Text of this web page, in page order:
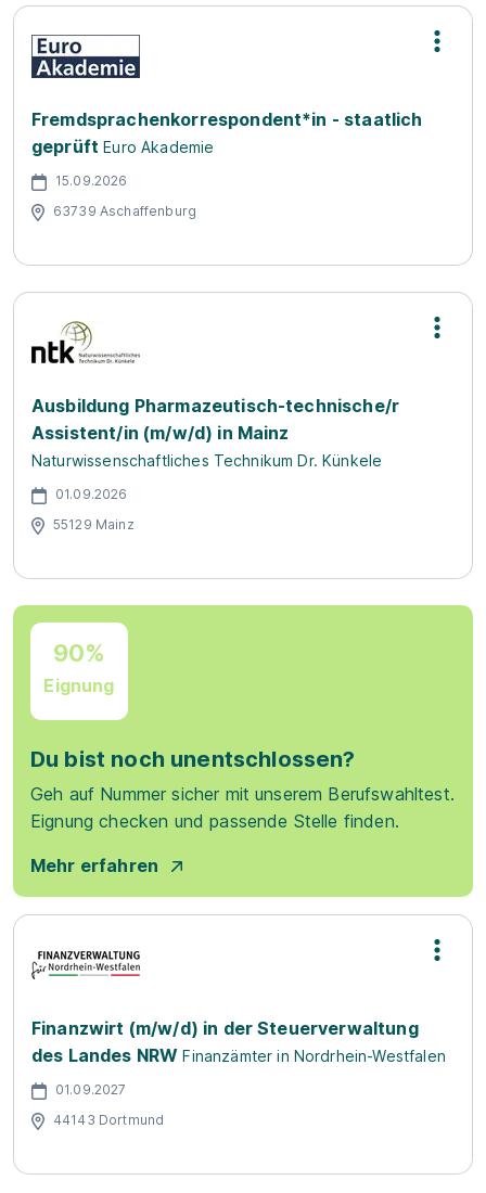
Fremdsprachenkorrespondent*in - staatlich
geprüft Euro Akademie
15.09.2026
63739 Aschaffenburg
Ausbildung Pharmazeutisch-technische/r
Assistent/in (m/w/d) in Mainz
Naturwissenschaftliches Technikum Dr. Künkele
01.09.2026
55129 Mainz
90%
Eignung
Du bist noch unentschlossen?
Geh auf Nummer sicher mit unserem Berufswahltest.
Eignung checken und passende Stelle finden.
Mehr erfahren
Finanzwirt (m/w/d) in der Steuerverwaltung
des Landes NRW Finanzämter in Nordrhein-Westfalen
01.09.2027
44143 Dortmund